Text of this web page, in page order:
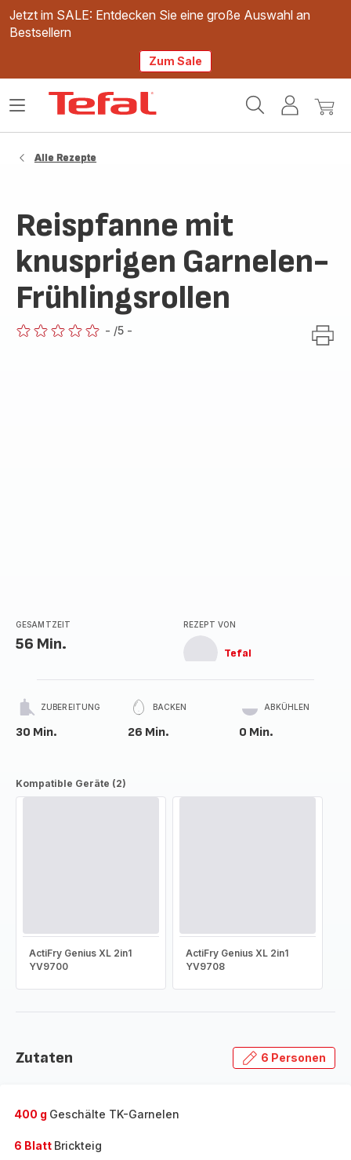
Jetzt im SALE: Entdecken Sie eine große Auswahl an
Bestsellern
Zum Sale
Mein
Mein
Das
Alle Rezepte
Reispfanne mit
knusprigen Garnelen-
Frühlingsrollen
- /5 -
GESAMTZEIT
56 Min.
REZEPT VON
Tefal
ZUBEREITUNG
30 Min.
BACKEN
26 Min.
ABKÜHLEN
0 Min.
Kompatible Geräte (2)
ActiFry Genius XL 2in1
YV9700
ActiFry Genius XL 2in1
YV9708
Zutaten 6 Personen
400 g Geschälte TK-Garnelen
6 Blatt Brickteig